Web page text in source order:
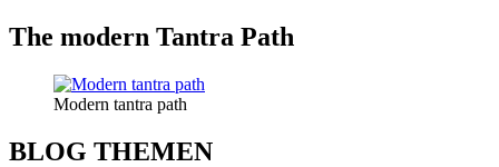
The modern Tantra Path
Modern tantra path
BLOG THEMEN